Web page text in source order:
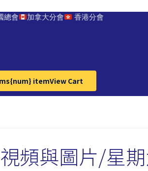
總會 加拿大分會 香港分會
{num} itemView Cart
視頻與圖片/星